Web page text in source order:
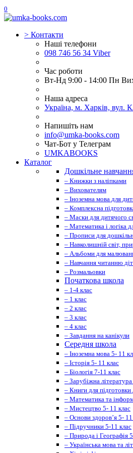
0
> Контакти
Наші телефони
098 746 56 34 Viber
Час роботи
Вт-Нд 9:00 - 14:00 Пн
Наша адреса
Україна, м. Харків, вул.
Напишіть нам
info@umka-books.com
Чат-Бот у Телеграм
UMKABOOKS
Каталог
Дошкільне
– Книжки з наліпками
– Вихователям
– Іноземна мова для
– Комплексна
– Маски для дитячого
– Математика і логіка
– Прописи для
– Навколишній світ,
– Альбоми для
– Навчання читанню
– Розмальовки
Початкова школа
– 1-4 клас
– 1 клас
– 2 клас
– 3 клас
– 4 клас
– Завдання на канікули
Середня школа
– Іноземна мова 5- 11
– Історія 5- 11 клас
– Біологія 7-11 клас
– Зарубіжна
– Книги для
– Математика та
– Мистецтво 5- 11 клас
– Основи здоров’я 5- 11
– Підручники 5-11 клас
– Природа і Географія
– Українська мова та